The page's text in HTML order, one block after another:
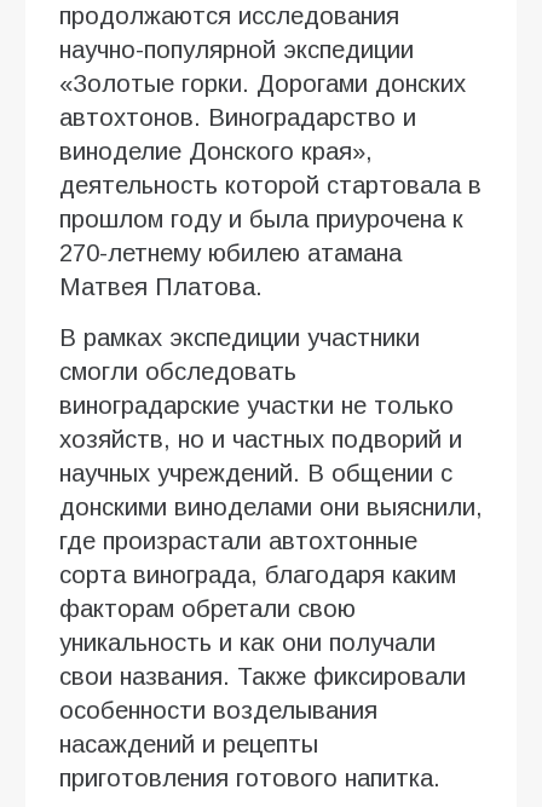
продолжаются исследования
научно-популярной экспедиции
«Золотые горки. Дорогами донских
автохтонов. Виноградарство и
виноделие Донского края»,
деятельность которой стартовала в
прошлом году и была приурочена к
270-летнему юбилею атамана
Матвея Платова.
В рамках экспедиции участники
смогли обследовать
виноградарские участки не только
хозяйств, но и частных подворий и
научных учреждений. В общении с
донскими виноделами они выяснили,
где произрастали автохтонные
сорта винограда, благодаря каким
факторам обретали свою
уникальность и как они получали
свои названия. Также фиксировали
особенности возделывания
насаждений и рецепты
приготовления готового напитка.